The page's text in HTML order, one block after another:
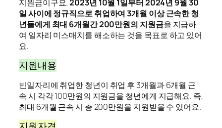
지원금이구요.2023년 10월 1일부터 2024년 9월 30
일 사이에 정규직으로 취업하여 3개월 이상 근속한 청
년들에게 최대 6개월간 200만원의 지원금을 지급하
여 일자리 미스매치를 해소하는 것을 목표로 하고 있어
요.
지원내용
빈일자리에 취업한 청년이 취업 후 3개월과 6개월 근
속 시 각각 100만원의 지원금을 청년에게 지급해요. 즉,
최대 6개월 근속 시 총 200만원을 지원받을 수 있어요.